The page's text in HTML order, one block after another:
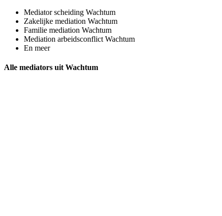
Mediator scheiding Wachtum
Zakelijke mediation Wachtum
Familie mediation Wachtum
Mediation arbeidsconflict Wachtum
En meer
Alle mediators uit Wachtum